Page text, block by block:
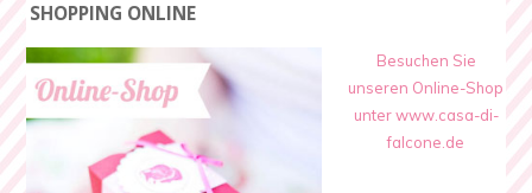
SHOPPING ONLINE
Besuchen Sie
unseren Online-Shop
unter www.casa-di-
falcone.de